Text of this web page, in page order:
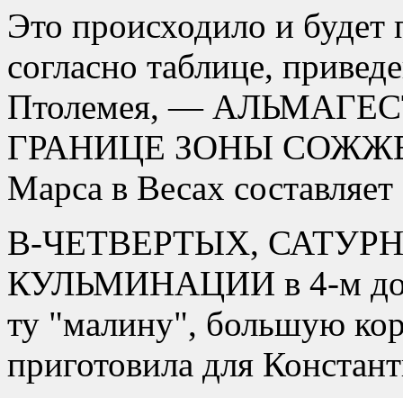
Это происходило и
согласно таблице,
Птолемея, —
ГРАНИЦЕ ЗОНЫ
Марса в Весах
В-ЧЕТВЕРТЫХ,
КУЛЬМИНАЦИИ в 4-м
ту
малину , большую
приготовила для